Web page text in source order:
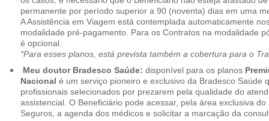
permanente por período superior a 90 (noventa) dias em uma
A Assistência em Viagem está contemplada automaticamente
modalidade pré-pagamento. Para os Contratos na modalidade
é opcional.
*Para esses planos, está prevista também a cobertura para o
Meu doutor Bradesco Saúde: disponível para os planos
Nacional é um serviço pioneiro e exclusivo da Bradesco Saúde
profissionais selecionados por prezarem pela qualidade do
assistencial. O Beneficiário pode acessar, pela área exclusiva
Seguros, a agenda dos médicos e solicitar a marcação da